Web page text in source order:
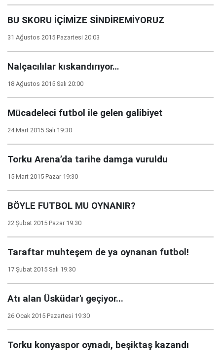
BU SKORU İÇİMİZE SİNDİREMİYORUZ
31 Ağustos 2015 Pazartesi 20:03
Nalçacılılar kıskandırıyor…
18 Ağustos 2015 Salı 20:00
Mücadeleci futbol ile gelen galibiyet
24 Mart 2015 Salı 19:30
Torku Arena’da tarihe damga vuruldu
15 Mart 2015 Pazar 19:30
BÖYLE FUTBOL MU OYNANIR?
22 Şubat 2015 Pazar 19:30
Taraftar muhteşem de ya oynanan futbol!
17 Şubat 2015 Salı 19:30
Atı alan Üsküdar'ı geçiyor...
26 Ocak 2015 Pazartesi 19:30
Torku konyaspor oynadı, beşiktaş kazandı